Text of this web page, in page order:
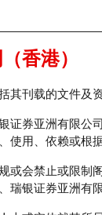
美股指数产品
香港）
其刊载的文件及
证券亚洲有限公
使用、依赖或根
或会禁止或限制
瑞银证券亚洲有
析